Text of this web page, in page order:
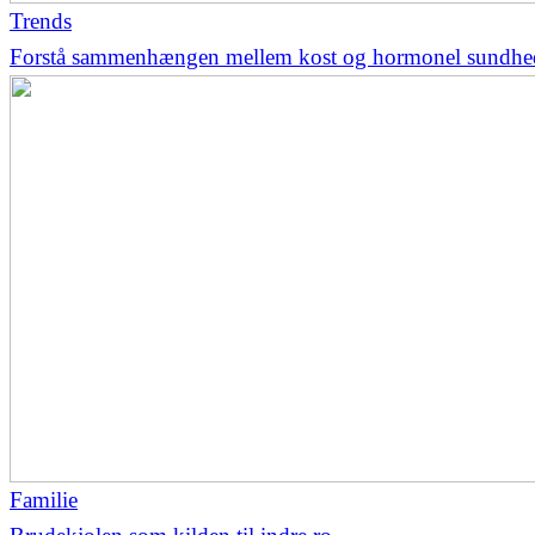
Trends
Forstå sammenhængen mellem kost og hormonel
Familie